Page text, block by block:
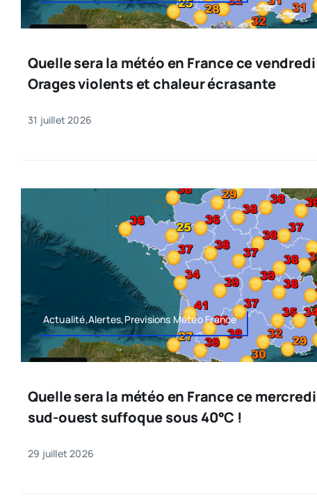
Quelle sera la météo en France ce
Orages violents et chaleur écrasante
31 juillet 2026
Actualité,Alertes,Previsions Météo France
Quelle sera la météo en France ce
sud-ouest suffoque sous 40°C !
29 juillet 2026